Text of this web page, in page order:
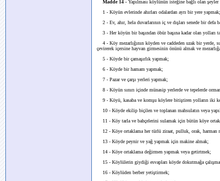
Madde 14 - Yapılması köylünün isteğine bağlı olan şeyler
1 - Köyün evlerinde ahırları odalardan ayrı bir yere yapmak;
2 - Ev, ahır, hela duvarlarının iç ve dışları senede bir defa
3 - Her köyün bir başından öbür başına kadar olan yolları
4 - Köy mezarlığının köyden ve caddeden uzak bir yerde,
çevirerek içersine hayvan girmesinin önünü almak ve
5 - Köyde bir çamaşırlık yapmak;
6 - Köyde bir hamam yapmak;
7 - Pazar ve çarşı yerleri yapmak;
8 - Köyün sınırı içinde münasip yerlerde ve tepelerde
9 - Köyü, kasaba ve komşu köylere bitiştiren yolların iki
10 - Köyde ekilip biçilen ve toplanan mahsulatın veya
11 - Köy tarla ve bahçelerini sulamak için bütün köye
12 - Köye ortaklama her türlü ziraat, pulluk, orak, harman
13 - Köyde peynir ve yağ yapmak için makine almak;
14 - Köye ortaklama değirmen yapmak veya getirtmek;
15 - Köylülerin giydiği esvapları köyde dokutmağa
16 - Köylüden berber yetiştirmek;